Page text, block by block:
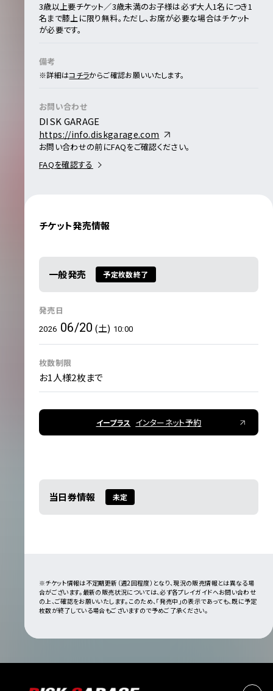
3歳以上要チケット／3歳未満のお子様は必ず大人1名につき1
名まで膝上に限り無料。ただし、お席が必要な場合はチケット
が必要です。
備考
※詳細はコチラからご確認お願いいたします。
お問い合わせ
DISK GARAGE
https://info.diskgarage.com
お問い合わせの前にFAQをご確認ください。
FAQを確認する
チケット発売情報
一般発売 予定枚数終了
発売日
2026 06/20 (土) 10:00
枚数制限
お1人様2枚まで
イープラス インターネット予約
当日券情報 未定
※チケット情報は不定期更新（週2回程度）となり、現況の販売情報とは異なる場
合がございます。最新の販売状況については、必ず各プレイガイドへお問い合わせ
の上、ご確認をお願いいたします。このため、「発売中」の表示であっても、既に予定
枚数が終了している場合もございますので予めご了承ください。